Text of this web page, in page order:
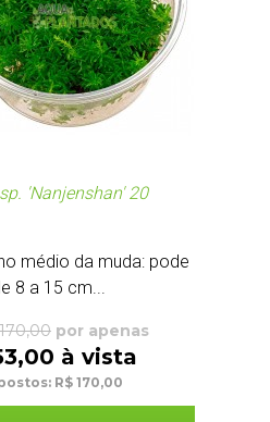
'Nanjenshan' 20
médio da muda: pode
8 a 15 cm...
por apenas
à vista
R$ 170,00